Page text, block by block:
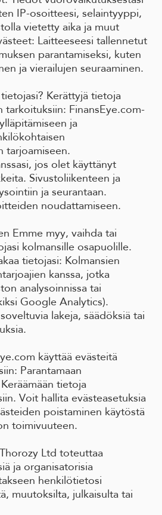
IP-osoitteesi, selaintyyppi,
vietetty aika ja muut
Laitteeseesi tallennetut
parantamiseksi, kuten
ja vierailujen seuraaminen.
Kerättyjä tietoja
tarkoituksiin: FinansEye.com-
ja
tarjoamiseen.
jos olet käyttänyt
Sivustoliikenteen ja
ja seurantaan.
noudattamiseen.
Emme myy, vaihda tai
kolmansille osapuolille.
tietojasi: Kolmansien
kanssa, jotka
analysoinnissa tai
Google Analytics).
lakeja, säädöksiä tai
käyttää evästeitä
Parantamaan
tietoja
Voit hallita evästeasetuksia
poistaminen käytöstä
toimivuuteen.
Ltd toteuttaa
ja organisatorisia
henkilötietosi
muutoksilta, julkaisulta tai